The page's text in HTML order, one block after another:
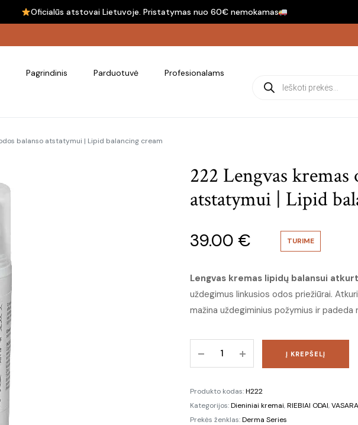
Oficialūs atstovai Lietuvoje. Pristatymas nuo 60€ nemokamas
Pagrindinis Parduotuvė Profesionalams
Products search
balanso atstatymui | Lipid balancing cream
222 Lengvas kremas
atstatymui | Lipid
39.00 € TURIME
Lengvas kremas lipidų balansui
uždegimus linkusios odos priežiūrai.
mažina uždegiminius požymius ir padeda
Lengvas
odos
balanso
atstatymui
Į KREPŠELĮ
Produkto kodas:H222
Kategorijos:Dieniniai kremai,RIEBIAI ODAI,
Prekės ženklas:Derma Series